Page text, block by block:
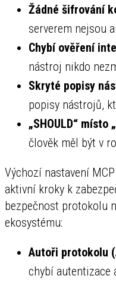
Žádné šifrování
serverem nejsou
Chybí ověření
nástroj nikdo
Skryté popisy
popisy nástrojů,
„SHOULD“ místo
člověk měl být v
Výchozí nastavení
aktivní kroky k
bezpečnost protokolu
ekosystému:
Autoři protokolu
chybí autentizace